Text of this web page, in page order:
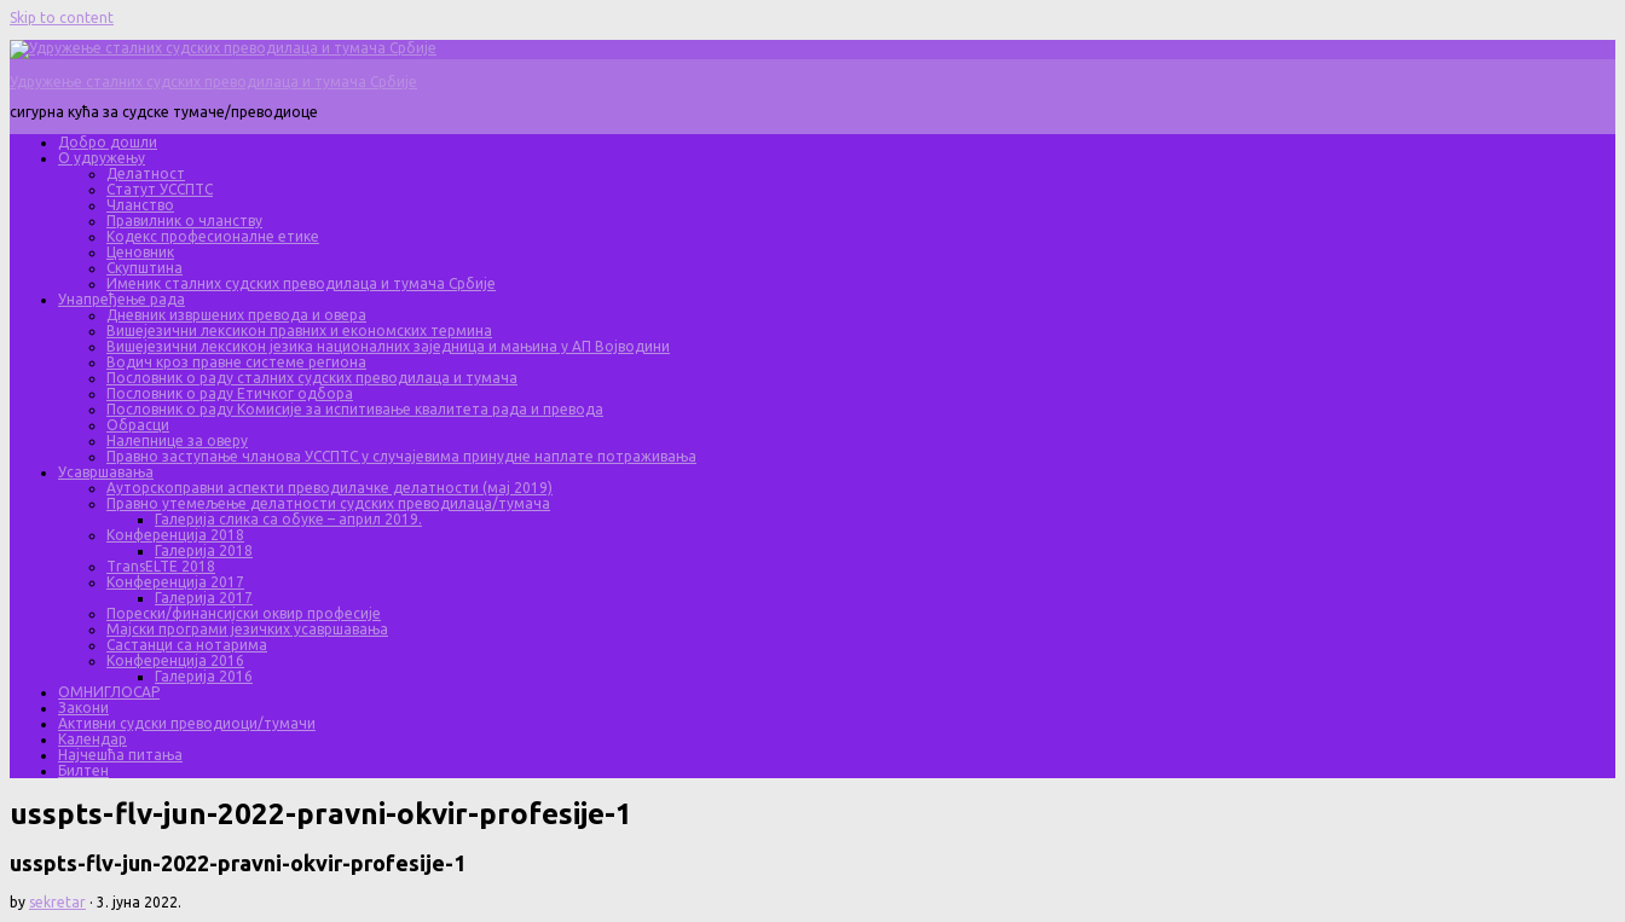
Skip to content
Удружење сталних судских преводилаца и тумача Србије
сигурна кућа за судске тумаче/преводиоце
Добро дошли
О удружењу
Делатност
Статут УССПТС
Чланство
Правилник о чланству
Кодекс професионалне етике
Ценовник
Скупштина
Именик сталних судских преводилаца и тумача Србије
Унапређење рада
Дневник извршених превода и овера
Вишејезични лексикон правних и економских термина
Вишејезични лексикон језика националних заједница и мањина у АП Војводини
Водич кроз правне системе региона
Пословник о раду сталних судских преводилаца и тумача
Пословник о раду Етичког одбора
Пословник о раду Комисије за испитивање квалитета рада и превода
Обрасци
Налепнице за оверу
Правно заступање чланова УССПТС у случајевима принудне наплате потраживања
Усавршавања
Ауторскоправни аспекти преводилачке делатности (мај 2019)
Правно утемељење делатности судских преводилаца/тумача
Галерија слика са обуке – април 2019.
Конференција 2018
Галерија 2018
TransELTE 2018
Конференција 2017
Галерија 2017
Порески/финансијски оквир професије
Мајски програми језичких усавршавања
Састанци са нотарима
Конференција 2016
Галерија 2016
ОМНИГЛОСАР
Закони
Активни судски преводиоци/тумачи
Календар
Најчешћа питања
Билтен
usspts-flv-jun-2022-pravni-okvir-profesije-1
usspts-flv-jun-2022-pravni-okvir-profesije-1
by sekretar · 3. јуна 2022.